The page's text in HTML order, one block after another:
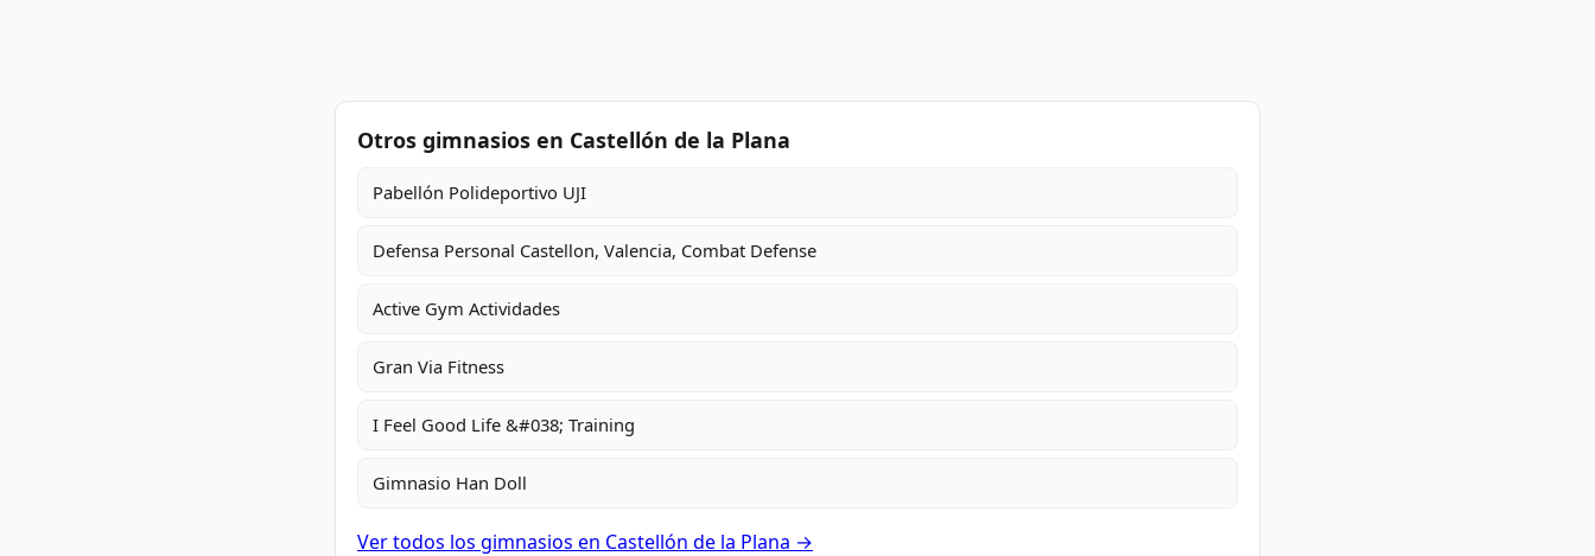
Otros gimnasios en Castellón de la Plana
Pabellón Polideportivo UJI
Defensa Personal Castellon, Valencia, Combat Defense
Active Gym Actividades
Gran Via Fitness
I Feel Good Life &#038; Training
Gimnasio Han Doll
Ver todos los gimnasios en Castellón de la Plana →